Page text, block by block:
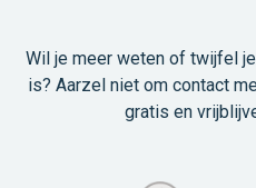
Wil je meer weten of twijfel
is? Aarzel niet om contact
gratis en